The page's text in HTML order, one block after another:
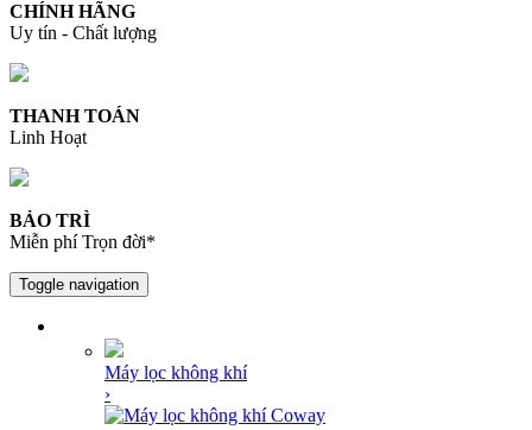
CHÍNH HÃNG
Uy tín - Chất lượng
THANH TOÁN
Linh Hoạt
BẢO TRÌ
Miễn phí Trọn đời*
Toggle navigation
Máy lọc không khí
›